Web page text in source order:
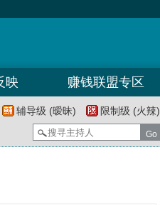
映 赚钱联盟专区
辅导级 (暧昧)
限制级 (火辣)